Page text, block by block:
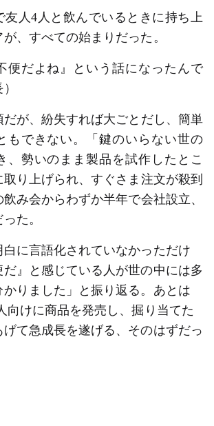
友人4人と飲んでいるときに持ち上
、すべての始まりだった。
便だよね』という話になったんで
が、紛失すれば大ごとだし、簡単
もできない。「鍵のいらない世の
、勢いのまま製品を試作したとこ
り上げられ、すぐさま注文が殺到
み会からわずか半年で会社設立、
た。
に言語化されていなかっただけ
』と感じている人が世の中には多
かりました」と振り返る。あとは
向けに商品を発売し、掘り当てた
て急成長を遂げる、そのはずだっ